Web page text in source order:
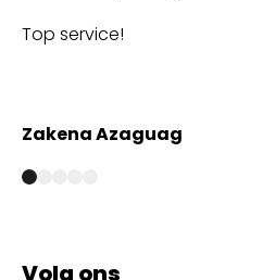
Top service!
Zakena Azaguag
Volg ons